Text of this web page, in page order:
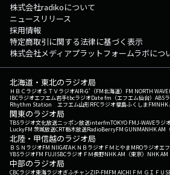
株式会社radikoについて
ニュースリリース
採用情報
特定商取引に関する法律に基づく表示
株式会社メディアプラットフォームラボにつ
北海道・東北のラジオ局
ＨＢＣラジオＳＴＶラジオAIR-G'（FM北海道） FM NORTH WAVE
IBCラジオエフエム岩手tbcラジオDate fm（エフエム仙台） ABS
Rhythm Station エフエム山形RFCラジオ福島ふくしまFMNHK
関東のラジオ局
TBSラジオ文化放送ニッポン放送interfmTOKYO FMJ-WAVEラジ
LuckyFM 茨城放送CRT栃木放送RadioBerryFM GUNMANHK AM
北陸・甲信越のラジオ局
ＢＳＮラジオFM NIIGATAＫＮＢラジオ ＦＭとやまMROラジオエ
YBSラジオFM FUJISBCラジオ ＦＭ長野NHK AM（東京） NHK AM
中部のラジオ局
CBCラジオ東海ラジオぎふチャンZIP-FMFM AICHI ＦＭ ＧＩＦＵ